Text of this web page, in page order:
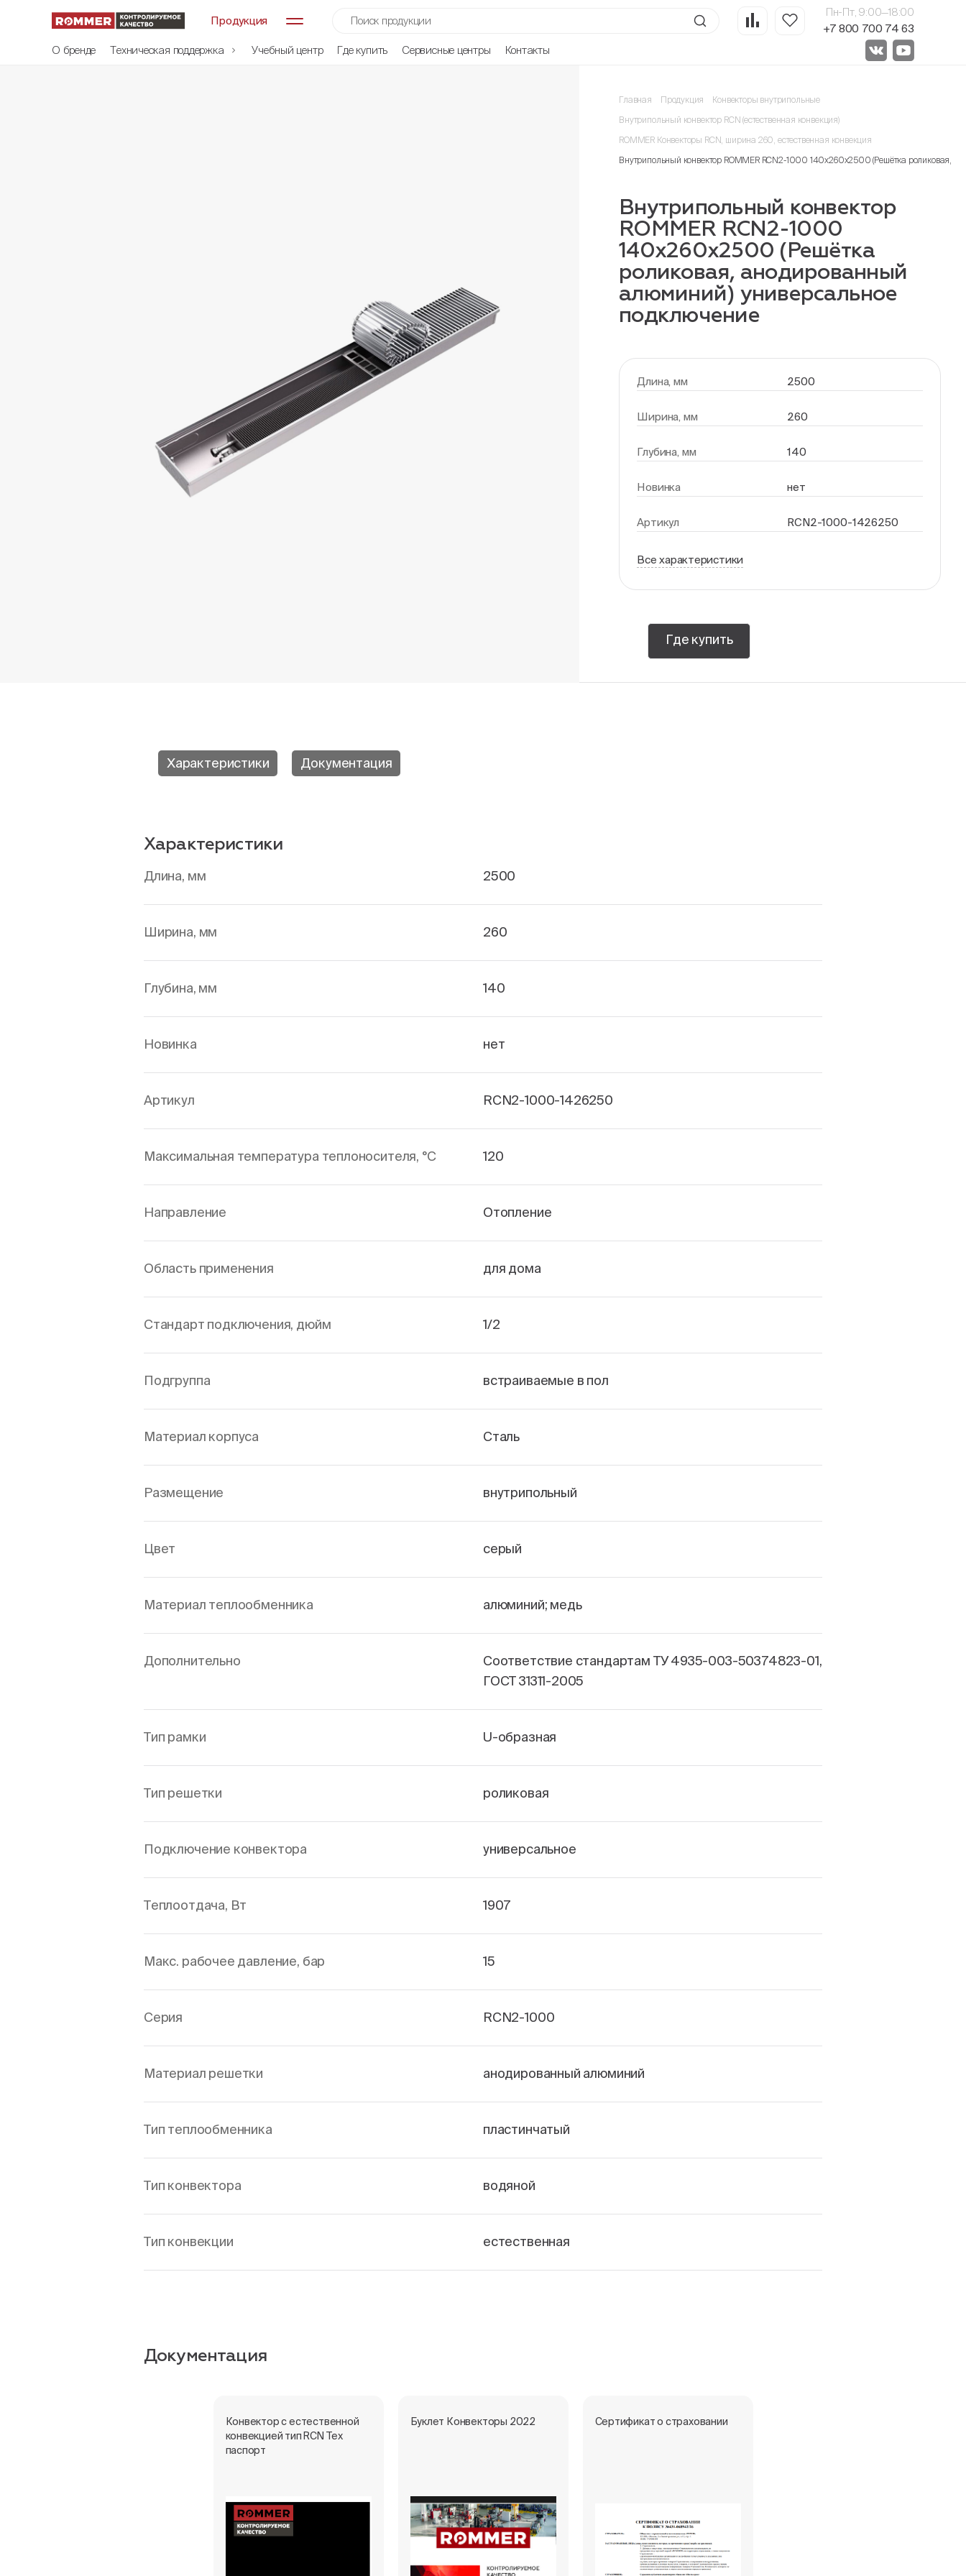
Продукция
Пн-Пт, 9:00—18:00
+7 800 700 74 63
О бренде
Техническая поддержка Учебный центр Где купить Сервисные центры Контакты
Главная Продукция Конвекторы внутрипольные
Внутрипольный конвектор RCN (естественная конвекция)
ROMMER Конвекторы RCN, ширина 260, естественная конвекция
Внутрипольный конвектор ROMMER RCN2-1000 140х260х2500 (Решётка роликовая,
Внутрипольный конвектор
ROMMER RCN2-1000
140х260х2500 (Решётка
роликовая, анодированный
алюминий) универсальное
подключение
Длина, мм 2500
Ширина, мм 260
Глубина, мм 140
Новинка нет
Артикул RCN2-1000-1426250
Все характеристики
Где купить
Характеристики Документация
Характеристики
Длина, мм 2500
Ширина, мм 260
Глубина, мм 140
Новинка нет
Артикул RCN2-1000-1426250
Максимальная температура теплоносителя, °С 120
Направление Отопление
Область применения для дома
Стандарт подключения, дюйм 1/2
Подгруппа встраиваемые в пол
Материал корпуса Сталь
Размещение внутрипольный
Цвет серый
Материал теплообменника алюминий; медь
Дополнительно
Соответствие стандартам ТУ 4935-003-50374823-01,
ГОСТ 31311-2005
Тип рамки U-образная
Тип решетки роликовая
Подключение конвектора универсальное
Теплоотдача, Вт 1907
Макс. рабочее давление, бар 15
Серия RCN2-1000
Материал решетки анодированный алюминий
Тип теплообменника пластинчатый
Тип конвектора водяной
Тип конвекции естественная
Документация
Конвектор с естественной
конвекцией тип RCN Тех
паспорт
Буклет Конвекторы 2022 Сертификат о страховании